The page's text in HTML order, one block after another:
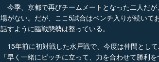
今季、京都で再びチームメートとなった二人だ
場がない。だが、ここ5試合はベンチ入りが続いて
話すように臨戦態勢は整っている。
15年前に初対戦した水戸戦で、今度は仲間とし
「早く一緒にピッチに立って、力を合わせて勝利